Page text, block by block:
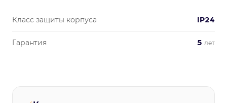
Класс защиты корпуса IP24
Гарантия 5 лет